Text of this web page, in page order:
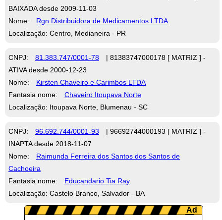
BAIXADA desde 2009-11-03
Nome:
Rgn Distribuidora de Medicamentos LTDA
Localização: Centro, Medianeira - PR
CNPJ: 81.383.747/0001-78
| 81383747000178 [ MATRIZ ] -
ATIVA desde 2000-12-23
Nome:
Kirsten Chaveiro e Carimbos LTDA
Fantasia nome:
Chaveiro Itoupava Norte
Localização: Itoupava Norte, Blumenau - SC
CNPJ: 96.692.744/0001-93
| 96692744000193 [ MATRIZ ] -
INAPTA desde 2018-11-07
Nome:
Raimunda Ferreira dos Santos dos Santos de
Cachoeira
Fantasia nome:
Educandario Tia Ray
Localização: Castelo Branco, Salvador - BA